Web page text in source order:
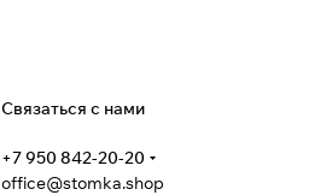
Связаться с нами
+7 950 842-20-20
office@stomka.shop